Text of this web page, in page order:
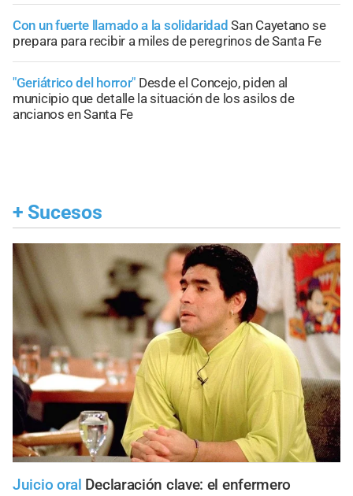
Con un fuerte llamado a la solidaridad San Cayetano se
prepara para recibir a miles de peregrinos de Santa Fe
"Geriátrico del horror" Desde el Concejo, piden al
municipio que detalle la situación de los asilos de
ancianos en Santa Fe
+ Sucesos
Juicio oral Declaración clave: el enfermero